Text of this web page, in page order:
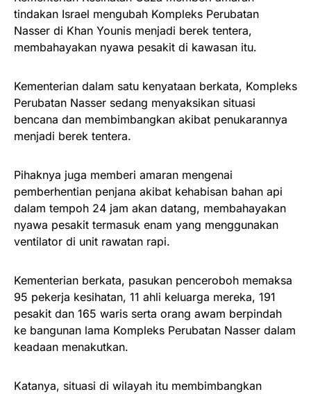
tindakan Israel mengubah Kompleks Perubatan
Nasser di Khan Younis menjadi berek tentera,
membahayakan nyawa pesakit di kawasan itu.
Kementerian dalam satu kenyataan berkata, Kompleks
Perubatan Nasser sedang menyaksikan situasi
bencana dan membimbangkan akibat penukarannya
menjadi berek tentera.
Pihaknya juga memberi amaran mengenai
pemberhentian penjana akibat kehabisan bahan api
dalam tempoh 24 jam akan datang, membahayakan
nyawa pesakit termasuk enam yang menggunakan
ventilator di unit rawatan rapi.
Kementerian berkata, pasukan penceroboh memaksa
95 pekerja kesihatan, 11 ahli keluarga mereka, 191
pesakit dan 165 waris serta orang awam berpindah
ke bangunan lama Kompleks Perubatan Nasser dalam
keadaan menakutkan.
Katanya, situasi di wilayah itu membimbangkan